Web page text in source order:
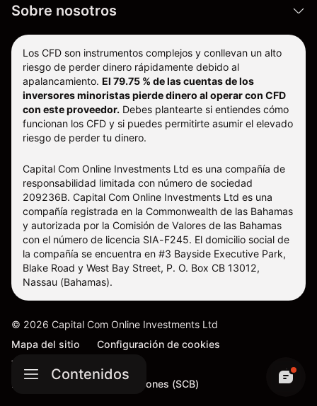
Contenidos
Sobre nosotros
Los CFD son instrumentos complejos y conllevan un alto
riesgo de perder dinero rápidamente debido al
apalancamiento. El 79.75 % de las cuentas de los
inversores minoristas pierde dinero al operar con CFD
con este proveedor. Debes plantearte si entiendes cómo
funcionan los CFD y si puedes permitirte asumir el elevado
riesgo de perder tu dinero.
Capital Com Online Investments Ltd es una compañía de
responsabilidad limitada con número de sociedad
209236B. Capital Com Online Investments Ltd es una
compañía registrada en la Commonwealth de las Bahamas
y autorizada por la Comisión de Valores de las Bahamas
con el número de licencia SIA-F245. El domicilio social de
la compañía se encuentra en #3 Bayside Executive Park,
Blake Road y West Bay Street, P. O. Box CB 13012,
Nassau (Bahamas).
© 2026 Capital Com Online Investments Ltd
Mapa del sitio
Configuración de cookies
Términos y condiciones
Procedimiento de reclamaciones (SCB)